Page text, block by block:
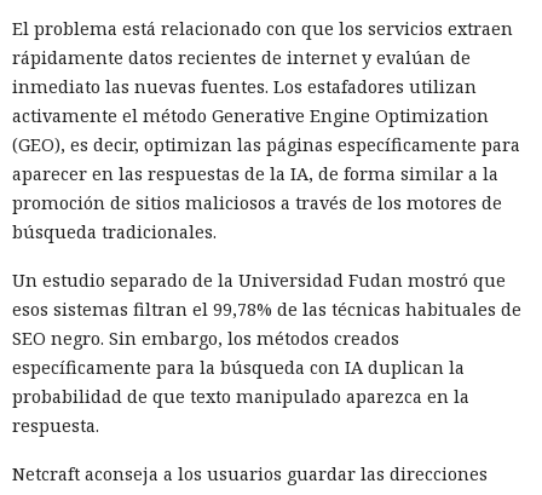
El problema está relacionado con que los servicios extraen
rápidamente datos recientes de internet y evalúan de
inmediato las nuevas fuentes. Los estafadores utilizan
activamente el método Generative Engine Optimization
(GEO), es decir, optimizan las páginas específicamente para
aparecer en las respuestas de la IA, de forma similar a la
promoción de sitios maliciosos a través de los motores de
búsqueda tradicionales.
Un estudio separado de la Universidad Fudan mostró que
esos sistemas filtran el 99,78% de las técnicas habituales de
SEO negro. Sin embargo, los métodos creados
específicamente para la búsqueda con IA duplican la
probabilidad de que texto manipulado aparezca en la
respuesta.
Netcraft aconseja a los usuarios guardar las direcciones